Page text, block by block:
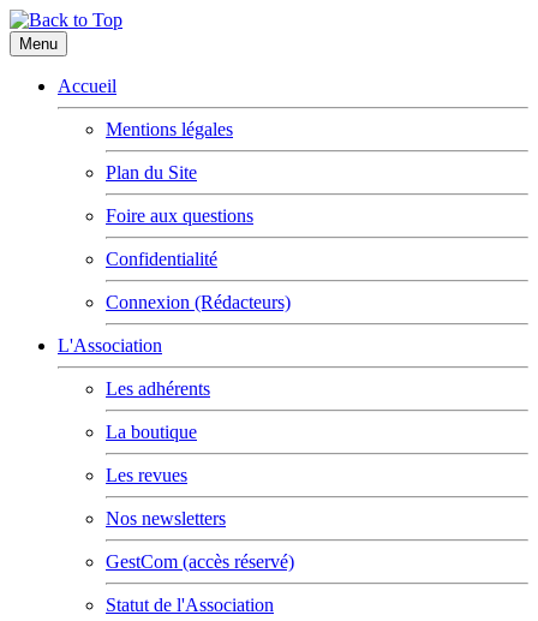
Menu
Accueil
Mentions légales
Plan du Site
Foire aux questions
Confidentialité
Connexion (Rédacteurs)
L'Association
Les adhérents
La boutique
Les revues
Nos newsletters
GestCom (accès réservé)
Statut de l'Association